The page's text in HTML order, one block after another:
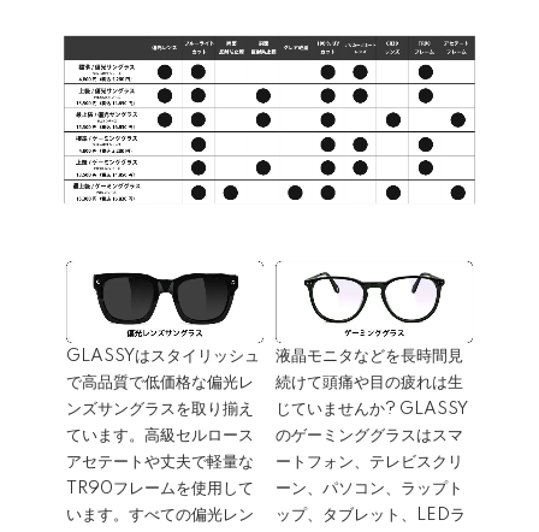
GLASSYはスタイリッシュ
で高品質で低価格な偏光レ
ンズサングラスを取り揃え
ています。高級セルロース
アセテートや丈夫で軽量な
TR90フレームを使用して
います。すべての偏光レン
液晶モニタなどを長時間見
続けて頭痛や目の疲れは生
じていませんか? GLASSY
のゲーミンググラスはスマ
ートフォン、テレビスクリ
ーン、パソコン、ラップト
ップ、タブレット、LEDラ